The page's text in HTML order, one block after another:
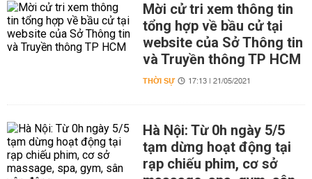
Mời cử tri xem thông tin
tổng hợp về bầu cử tại
website của Sở Thông tin
và Truyền thông TP HCM
THỜI SỰ 17:13 | 21/05/2021
Hà Nội: Từ 0h ngày 5/5
tạm dừng hoạt động tại
rạp chiếu phim, cơ sở